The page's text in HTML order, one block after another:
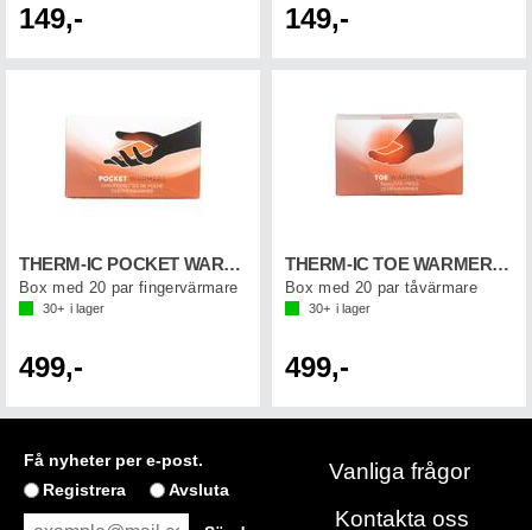
149,- 149,-
THERM-IC POCKET WARMER (20-p)
Box med 20 par fingervärmare
30+ i lager
499,-
THERM-IC TOE WARMER (20-p)
Box med 20 par tåvärmare
30+ i lager
499,-
Få nyheter per e-post.
Registrera
Avsluta
Vanliga frågor
Kontakta oss